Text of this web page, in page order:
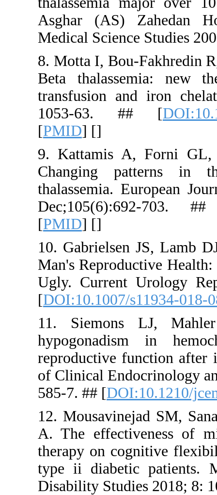
Asghar
Medical
8. Motta I,
Beta
1053-
9.
10.
Man's
Ugly.
[
11.
of Clinical
585-7. ## [
12.
A. The
therapy on
type ii
Disability